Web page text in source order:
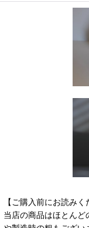
【ご購入前にお読みく
当店の商品はほとん